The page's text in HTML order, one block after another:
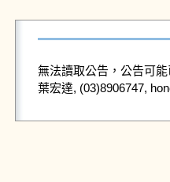
無法讀取公告，公告可
葉宏達, (03)8906747,